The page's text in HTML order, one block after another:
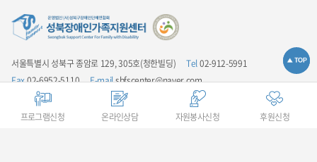
프로그램신청 온라인상담 자원봉사신청 후원신청
서울특별시 성북구 종암로 129, 305호(청한빌딩) Tel02-912-5991
Fax02-6952-5110 E-mailsbfscenter@naver.com
업무시간안내
평일 9:00 ~ 18:00 / 점심시간 12:00 ~ 13:00 / 주말 및 공휴일은
휴무입니다